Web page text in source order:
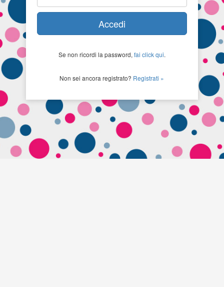
Accedi
Se non ricordi la password, fai click qui.
Non sei ancora registrato? Registrati »